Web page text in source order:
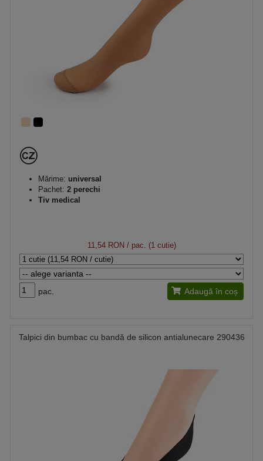
Mărime: universal
Pachet: 2 perechi
Tiv medical
11,54 RON/ pac. (1 cutie)
pac. Adaugă în coș
Talpici din bumbac cu bandă de silicon antialunecare 290436